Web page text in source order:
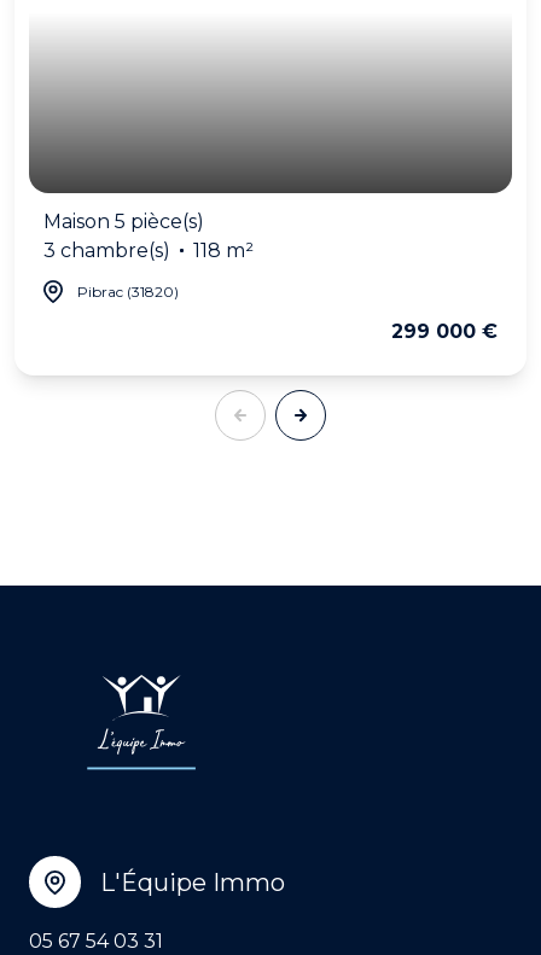
Maison 5 pièce(s)
3 chambre(s)
118 m²
Pibrac (31820)
299 000 €
L'Équipe Immo
05 67 54 03 31